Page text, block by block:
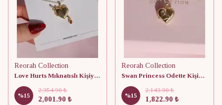
Reorah Collection
Love Hurts Mıknatıslı Kişiye Özel Fotoğraflı Kapaklı 925 Gümüş Kolye
%15
2,354.90 ₺
2,001.90 ₺
Reorah Collection
Swan Princess Odette Kişiye Özel Fotoğraflı Kapaklı 925 Gümüş Kolye
%15
2,143.90 ₺
1,822.90 ₺